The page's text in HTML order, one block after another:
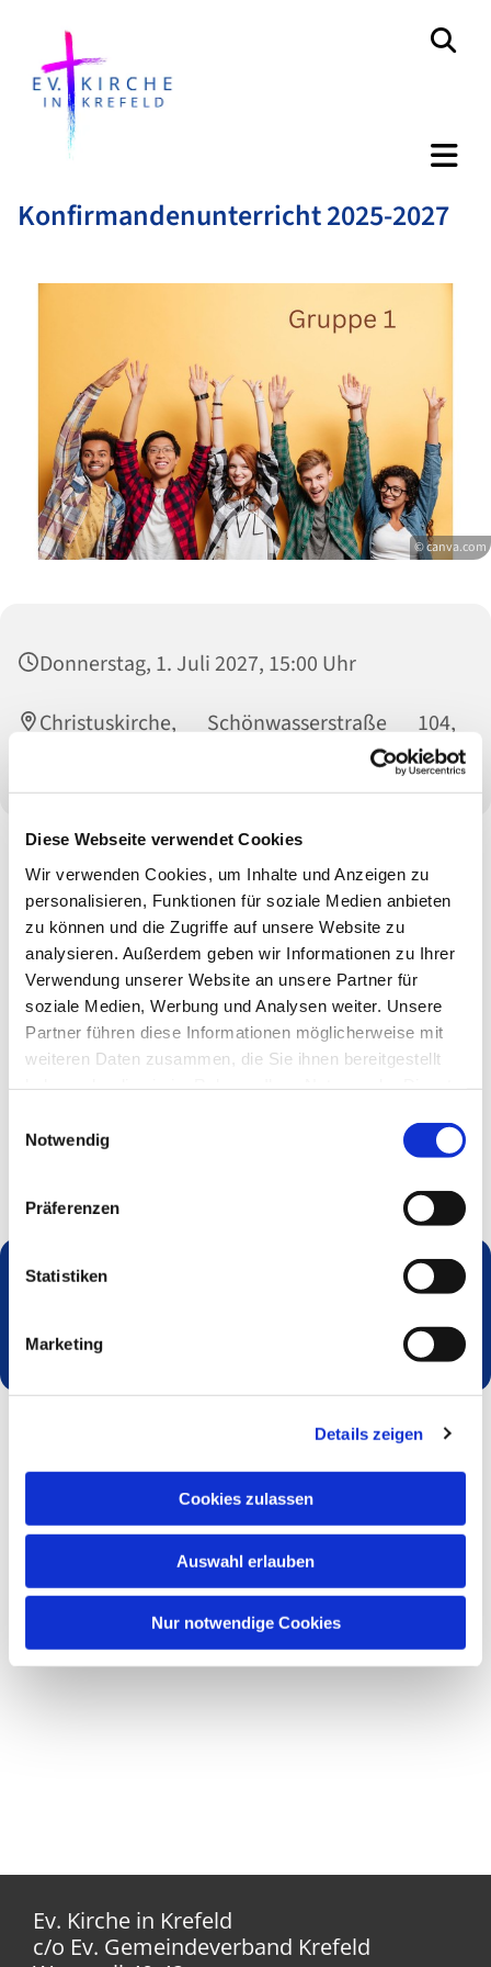
Diese Webseite verwendet Cookies
Wir verwenden Cookies, um Inhalte und Anzeigen zu
personalisieren, Funktionen für soziale Medien anbieten
zu können und die Zugriffe auf unsere Website zu
analysieren. Außerdem geben wir Informationen zu Ihrer
Verwendung unserer Website an unsere Partner für
soziale Medien, Werbung und Analysen weiter. Unsere
Partner führen diese Informationen möglicherweise mit
weiteren Daten zusammen, die Sie ihnen bereitgestellt
Notwendig
Präferenzen
Statistiken
Marketing
Details zeigen
Cookies zulassen
Auswahl erlauben
Nur notwendige Cookies
Konfirmandenunterricht 2025-2027
© canva.com
Donnerstag, 1. Juli 2027, 15:00 Uhr
Christuskirche, Schönwasserstraße 104,
Ev. Kirche in Krefeld
c/o Ev. Gemeindeverband Krefeld